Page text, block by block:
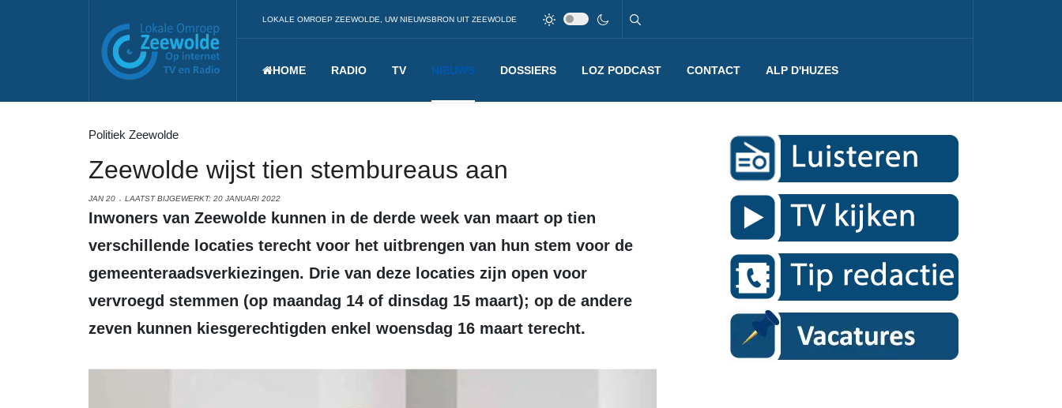
LOKALE OMROEP ZEEWOLDE, UW NIEUWSBRON UIT ZEEWOLDE
HOME RADIO TV NIEUWS DOSSIERS LOZ PODCAST CONTACT ALP D'HUZES
Politiek Zeewolde
Zeewolde wijst tien stembureaus aan
JAN 20 LAATST BIJGEWERKT: 20 JANUARI 2022
Inwoners van Zeewolde kunnen in de derde week van maart op tien
verschillende locaties terecht voor het uitbrengen van hun stem voor de
gemeenteraadsverkiezingen. Drie van deze locaties zijn open voor
vervroegd stemmen (op maandag 14 of dinsdag 15 maart); op de andere
zeven kunnen kiesgerechtigden enkel woensdag 16 maart terecht.